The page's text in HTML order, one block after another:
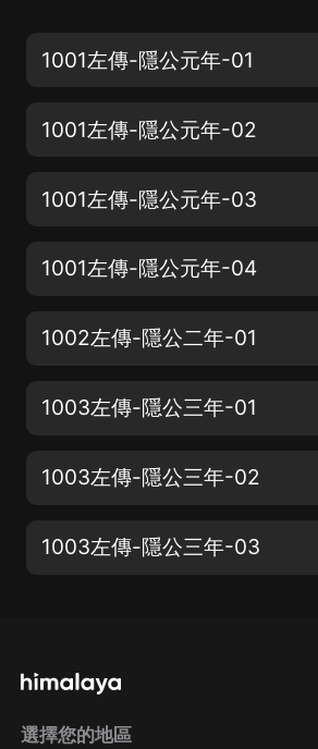
1001左傳-隱公元年-01
1001左傳-隱公元年-02
1001左傳-隱公元年-03
1001左傳-隱公元年-04
1002左傳-隱公二年-01
1003左傳-隱公三年-01
1003左傳-隱公三年-02
1003左傳-隱公三年-03
選擇您的地區